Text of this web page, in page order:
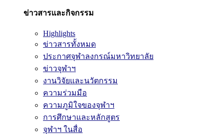
ข่าวสารและกิจกรรม
Highlights
ข่าวสารทั้งหมด
ประกาศจุฬาลงกรณ์มหาวิทยาลัย
ข่าวจุฬาฯ
งานวิจัยและนวัตกรรม
ความร่วมมือ
ความภูมิใจของจุฬาฯ
การศึกษาและหลักสูตร
จุฬาฯ ในสื่อ